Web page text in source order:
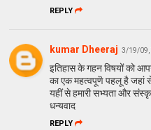
REPLY
kumar Dheeraj 3/19/09,
इतिहास के गहन विषयों को
का एक महत्वपूणॆ पहलू है जहां
यहीं से हमारी सभ्यता और
धन्यवाद
REPLY